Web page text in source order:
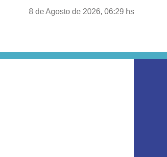
8 de Agosto de 2026, 06:29 hs